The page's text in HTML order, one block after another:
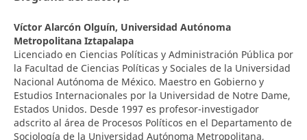
Víctor Alarcón Olguín, Universidad Autónoma
Metropolitana Iztapalapa
Licenciado en Ciencias Políticas y Administración Pública por
la Facultad de Ciencias Políticas y Sociales de la Universidad
Nacional Autónoma de México. Maestro en Gobierno y
Estudios Internacionales por la Universidad de Notre Dame,
Estados Unidos. Desde 1997 es profesor-investigador
adscrito al área de Procesos Políticos en el Departamento de
Sociología de la Universidad Autónoma Metropolitana,